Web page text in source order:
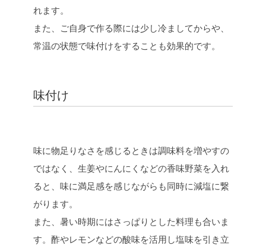
れます。
また、ご自身で作る際には少し冷ましてからや、
常温の状態で味付けをすることも効果的です。
味付け
味に物足りなさを感じるときは調味料を増やすの
ではなく、生姜やにんにくなどの香味野菜を入れ
ると、味に満足感を感じながらも同時に減塩に繋
がります。
また、暑い時期にはさっぱりとした料理も合いま
す。酢やレモンなどの酸味を活用し塩味を引き立